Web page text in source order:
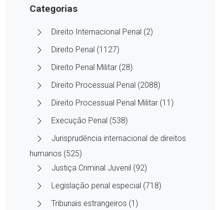
Categorias
Direito Internacional Penal (2)
Direito Penal (1127)
Direito Penal Militar (28)
Direito Processual Penal (2088)
Direito Processual Penal Militar (11)
Execução Penal (538)
Jurisprudência internacional de direitos
humanos (525)
Justiça Criminal Juvenil (92)
Legislação penal especial (718)
Tribunais estrangeiros (1)